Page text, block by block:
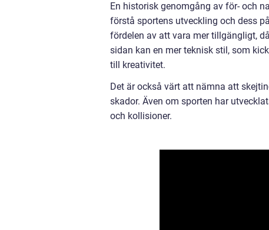
En historisk genomgång av för- och
förstå sportens utveckling och dess
fördelen av att vara mer tillgängligt,
sidan kan en mer teknisk stil, som
till kreativitet.
Det är också värt att nämna att
skador. Även om sporten har
och kollisioner.